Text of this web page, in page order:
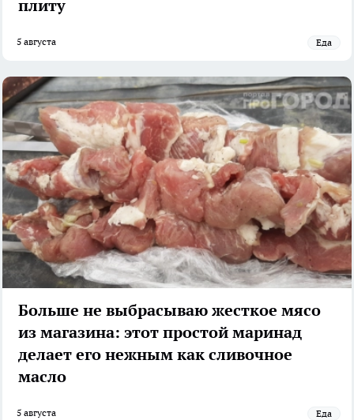
плиту
5 августа Еда
Больше не выбрасываю жесткое мясо
из магазина: этот простой маринад
делает его нежным как сливочное
масло
5 августа Еда